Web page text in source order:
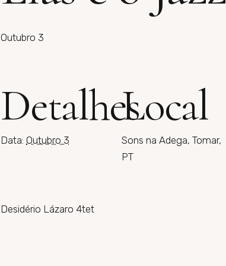
Outubro 3
Detalhes
Data: Outubro 3
Local
Sons na Adega, Tomar,
PT
Desidério Lázaro 4tet